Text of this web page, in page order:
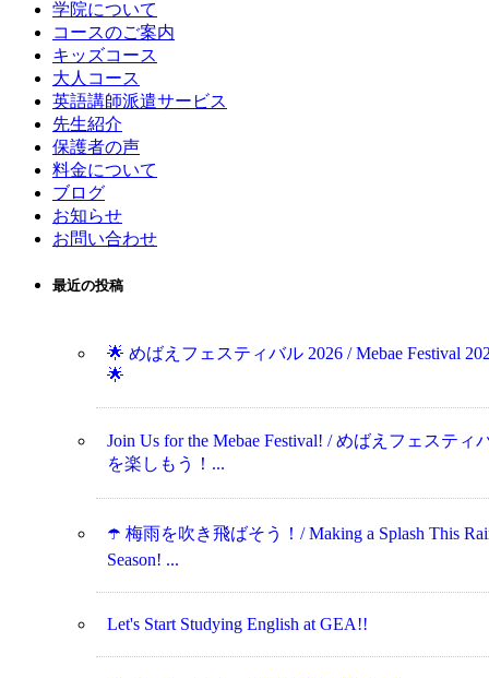
学院について
コースのご案内
キッズコース
大人コース
英語講師派遣サービス
先生紹介
保護者の声
料金について
ブログ
お知らせ
お問い合わせ
最近の投稿
🌟 めばえフェスティバル 2026 / Mebae Festival
🌟
Join Us for the Mebae Festival! / めばえフェスティ
を楽しもう！...
☂️ 梅雨を吹き飛ばそう！/ Making a Splash This
Season! ...
Let's Start Studying English at GEA!!